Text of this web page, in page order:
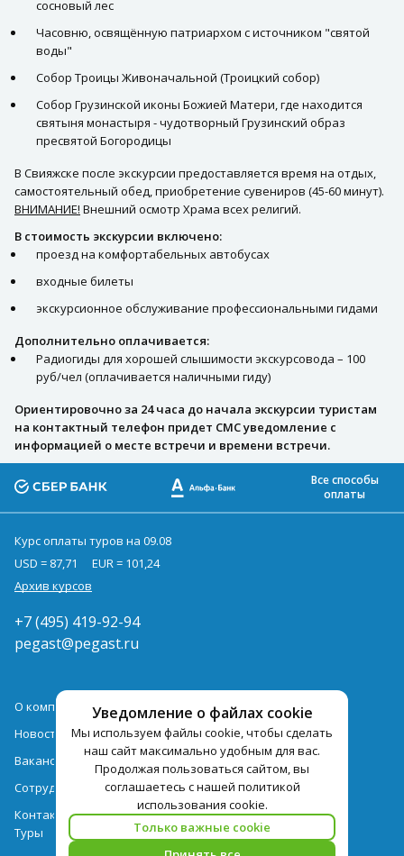
сосновый лес
Часовню, освящённую патриархом с источником "святой
воды"
Собор Троицы Живоначальной (Троицкий собор)
Собор Грузинской иконы Божией Матери, где находится
святыня монастыря - чудотворный Грузинский образ
пресвятой Богородицы
В Свияжске после экскурсии предоставляется время на отдых,
самостоятельный обед, приобретение сувениров (45-60 минут).
ВНИМАНИЕ! Внешний осмотр Храма всех религий.
В стоимость экскурсии включено:
проезд на комфортабельных автобусах
входные билеты
экскурсионное обслуживание профессиональными гидами
Дополнительно оплачивается:
Радиогиды для хорошей слышимости экскурсовода – 100
руб/чел (оплачивается наличными гиду)
Ориентировочно за 24 часа до начала экскурсии туристам
на контактный телефон придет СМС уведомление с
информацией о месте встречи и времени встречи.
Уведомление о файлах cookie
Мы используем файлы cookie, чтобы сделать
наш сайт максимально удобным для вас.
Продолжая пользоваться сайтом, вы
соглашаетесь с нашей политикой
использования cookie.
Только важные cookie
Все способы
оплаты
Курс оплаты туров на 09.08
USD = 87,71
EUR = 101,24
Архив курсов
+7 (495) 419-92-94
pegast@pegast.ru
О компании
Новости
Вакансии
Сотрудничество
Контактная информация
Туры